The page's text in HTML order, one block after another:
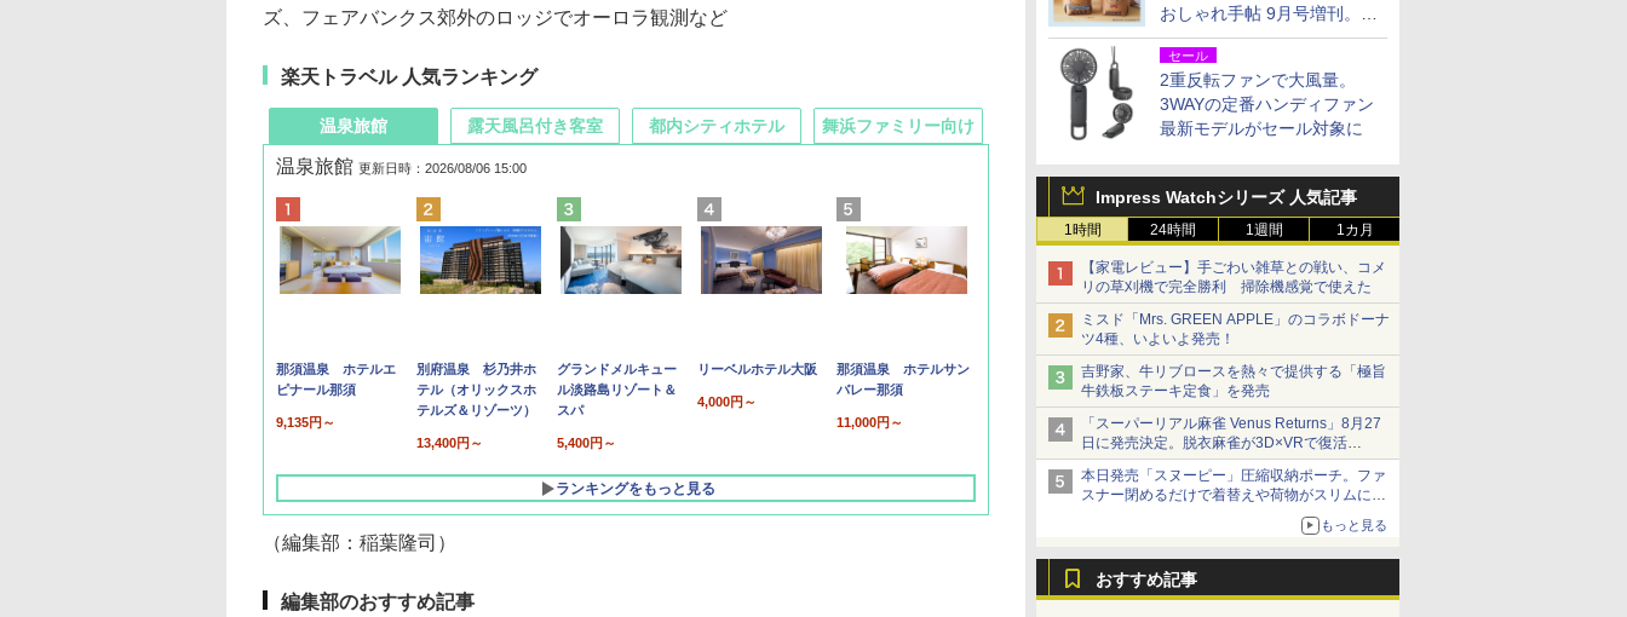
おしゃれ手帖 9月号増刊。レ
ザー調で高級感ある2個セッ
トセール
2重反転ファンで大風量。
3WAYの定番ハンディファン
最新モデルがセール対象に
Impress Watchシリーズ 人気記事
1時間 24時間 1週間 1カ月
【家電レビュー】手ごわい雑草との戦い、コメ
リの草刈機で完全勝利 掃除機感覚で使えた
ミスド「Mrs. GREEN APPLE」のコラボドーナ
ツ4種、いよいよ発売！
吉野家、牛リブロースを熱々で提供する「極旨
牛鉄板ステーキ定食」を発売
「スーパーリアル麻雀 Venus Returns」8月27
日に発売決定。脱衣麻雀が3D×VRで復活
発売から2週間は20%オフになるセールが実施
本日発売「スヌーピー」圧縮収納ポーチ。ファ
スナー閉めるだけで着替えや荷物がスリムにま
もっと見る
おすすめ記事
ズ、フェアバンクス郊外のロッジでオーロラ観測など
楽天トラベル 人気ランキング
温泉旅館
温泉旅館 更新日時：2026/08/06 15:00
那須温泉 ホテルエ
ピナール那須
9,135円～
別府温泉 杉乃井ホ
テル（オリックスホ
テルズ＆リゾーツ）
13,400円～
グランドメルキュー
ル淡路島リゾート＆
スパ
5,400円～
リーベルホテル大阪
4,000円～
那須温泉 ホテルサン
バレー那須
11,000円～
ランキングをもっと見る
露天風呂付き客室 都内シティホテル 舞浜ファミリー向け
（編集部：稲葉隆司）
編集部のおすすめ記事